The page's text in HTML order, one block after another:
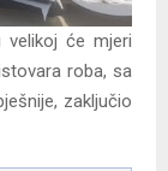
velikoj će mjeri
roba, sa
zaključio